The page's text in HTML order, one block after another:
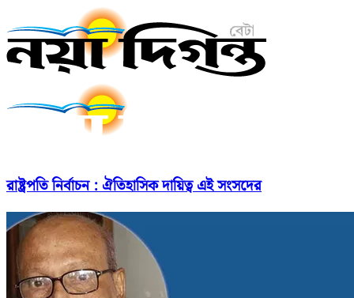
রাষ্ট্রপতি নির্বাচন : ঐতিহাসিক দায়িত্ব এই সংসদের